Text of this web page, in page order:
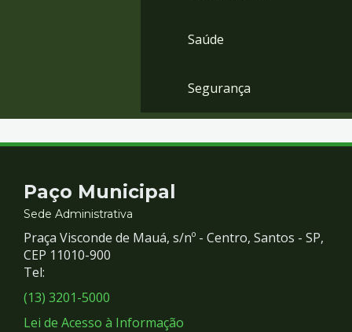
Saúde
Segurança
Contato
e
Redes
Sociais
Paço Municipal
Sede Administrativa
Praça Visconde de Mauá, s/nº - Centro, Santos - SP,
CEP 11010-900
Tel:
(13) 3201-5000
Lei de Acesso à Informação